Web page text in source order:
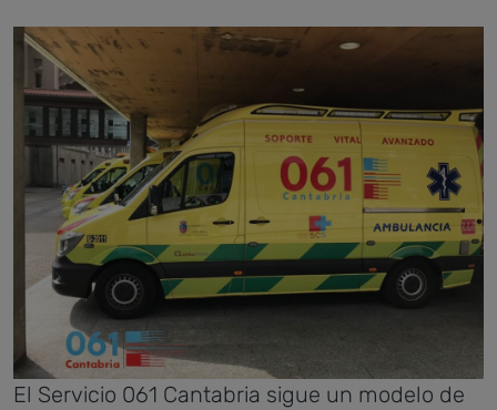
El Servicio 061 Cantabria sigue un modelo de